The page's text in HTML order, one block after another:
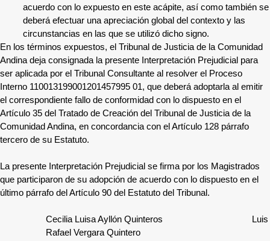
acuerdo con lo expuesto en este acápite, así como también se
deberá efectuar una apreciación global del contexto y las
circunstancias en las que se utilizó dicho signo.
En los términos expuestos, el Tribunal de Justicia de la Comunidad
Andina deja consignada la presente Interpretación Prejudicial para
ser aplicada por el Tribunal Consultante al resolver el Proceso
Interno 110013199001201457995 01, que deberá adoptarla al emitir
el correspondiente fallo de conformidad con lo dispuesto en el
Artículo 35 del Tratado de Creación del Tribunal de Justicia de la
Comunidad Andina, en concordancia con el Artículo 128 párrafo
tercero de su Estatuto.
La presente Interpretación Prejudicial se firma por los Magistrados
que participaron de su adopción de acuerdo con lo dispuesto en el
último párrafo del Artículo 90 del Estatuto del Tribunal.
Cecilia Luisa Ayllón Quinteros Luis
Rafael Vergara Quintero